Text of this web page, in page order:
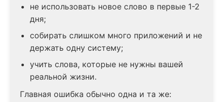
не использовать новое слово в первые 1-2
дня;
собирать слишком много приложений и не
держать одну систему;
учить слова, которые не нужны вашей
реальной жизни.
Главная ошибка обычно одна и та же: